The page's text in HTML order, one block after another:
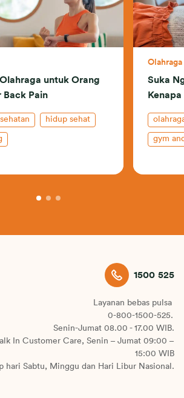
untuk Orang
Back Pain
hidup sehat
Olahraga
Suka
Kenapa
gym
1500 525
Layanan bebas pulsa
0-800-1500-525.
Senin-Jumat 08.00 - 17.00 WIB.
In Customer Care, Senin – Jumat 09:00 –
15:00 WIB
hari Sabtu, Minggu dan Hari Libur Nasional.